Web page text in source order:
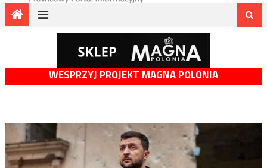
WESPRZYJ PROJEKT MAGNA POLONIA